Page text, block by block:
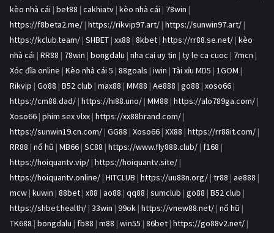
kèo nhà cái | bet88 | cakhiatv | kèo nhà cái | 78win |
https://f8beta2.me/ | https://rikvip97.art/ | https://sunwin97.art/ |
https://kclub.team/ | SHBET | xx88 | 8kbet | https://rr88.se.net/ | kèo
nhà cái | RR88 | 78win | bongdalu | nha cai uy tin | ty le ca cuoc | 7mcn |
Xóc đĩa online | Kèo nhà cái 5 | 88goals | iwin | Tài xỉu MD5 | 1GOM |
Rikvip | Go88 | B52 club | max88 | MM88 | Ae888 | go88 | xoso66 |
https://cm88.dad/ | https://hi88.uno/ | MM88 | https://alo789ga.com/ |
Xoso66 | phim sex vlxx | https://xx88brand.com/ |
https://sunwin19.cn.com/ | GG88 | Xoso66 | XX88 | https://rr88it.com/ |
RR88 | nổ hũ | MB66 | SC88 | https://www.fly888.club/ | f168 |
https://hoiquantv.vip/ | https://hoiquantv.site/ |
https://hoiquantv.online/ | HITCLUB | https://uu88n.org/ | tr88 | ae888 |
mcw | kuwin | 88bet | x88 | ao88 | qq88 | sumclub | go88 | B52 club |
https://shbet.health/ | 33win | 99ok | https://vnew88.net/ | nổ hũ |
TK688 | bongdalu | fb88 | m88 | win55 | 86bet | https://go88v2.net/ |